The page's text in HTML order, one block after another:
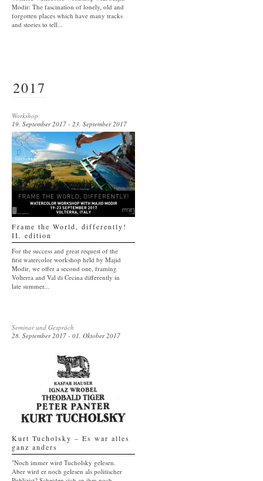
Modir: The fascination of lonely, old and
forgotten places which have many tracks
and stories to tell...
2017
Workshop
19. September 2017 - 23. September 2017
Frame the World, differently!
II. edition
For the success and great request of the
first watercolor workshop held by Majid
Modir, we offer a second one, framing
Volterra and Val di Cecina differently in
late summer...
Seminar und Gespräch
28. September 2017 - 01. Oktober 2017
Kurt Tucholsky – Es war alles
ganz anders
"Noch immer wird Tucholsky gelesen.
Aber wird er noch gelesen als politischer